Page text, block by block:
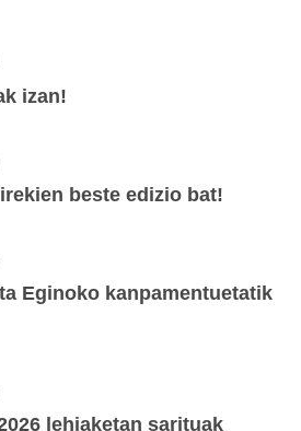
izan!
beste edizio bat!
Eginoko kanpamentuetatik
lehiaketan sarituak